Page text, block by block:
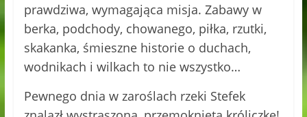
prawdziwa, wymagająca misja. Zabawy w
berka, podchody, chowanego, piłka, rzutki,
skakanka, śmieszne historie o duchach,
wodnikach i wilkach to nie wszystko…
Pewnego dnia w zaroślach rzeki Stefek